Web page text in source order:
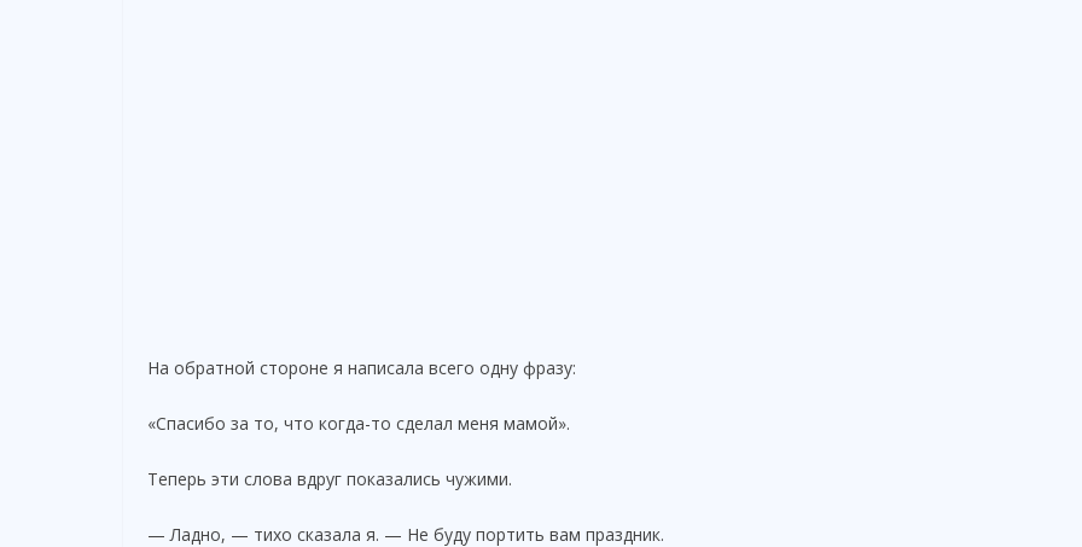
На обратной стороне я написала всего одну фразу:
«Спасибо за то, что когда-то сделал меня мамой».
Теперь эти слова вдруг показались чужими.
— Ладно, — тихо сказала я. — Не буду портить вам праздник.